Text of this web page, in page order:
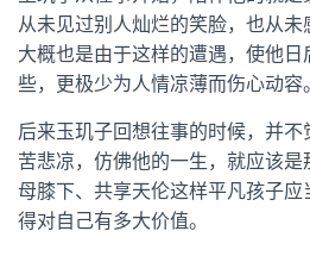
从未见过别人灿烂的笑脸，也从未
大概也是由于这样的遭遇，使他
些，更极少为人情凉薄而伤心动容。
后来玉玑子回想往事的时候，并
苦悲凉，仿佛他的一生，就应该
母膝下、共享天伦这样平凡孩子
得对自己有多大价值。